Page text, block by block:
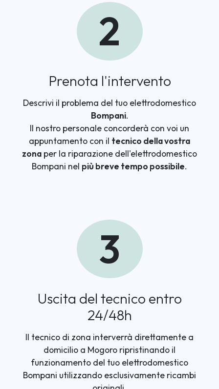
2
Prenota l'intervento
Descrivi il problema del tuo elettrodomestico
Bompani.
Il nostro personale concorderà con voi un
appuntamento con il tecnico della vostra
zona per la riparazione dell'elettrodomestico
Bompani nel più breve tempo possibile.
3
Uscita del tecnico entro
24/48h
Il tecnico di zona interverrà direttamente a
domicilio a Mogoro ripristinando il
funzionamento del tuo elettrodomestico
Bompani utilizzando esclusivamente ricambi